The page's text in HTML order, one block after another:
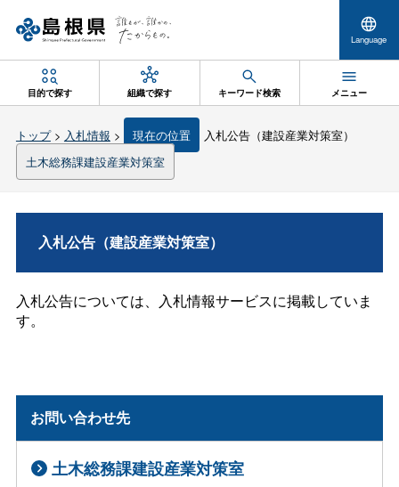
Language
目的で探す 組織で探す キーワード検索 メニュー
トップ> 入札情報 > 現在の位置
入札公告（建設産業対策室）
土木総務課建設産業対策室
入札公告（建設産業対策室）
入札公告については、入札情報サービスに掲載していま
す。
お問い合わせ先
土木総務課建設産業対策室